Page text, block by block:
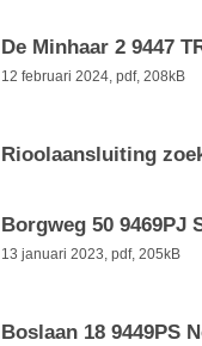
De Minhaar 2 9447
12 februari 2024, pdf, 208kB
Rioolaansluiting
Borgweg 50 9469PJ
13 januari 2023, pdf, 205kB
Boslaan 18 9449PS